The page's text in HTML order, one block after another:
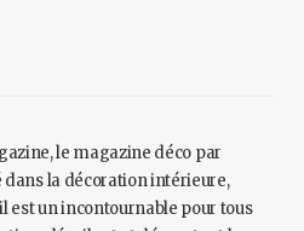
le magazine déco par
dans la décoration intérieure,
est un incontournable pour tous